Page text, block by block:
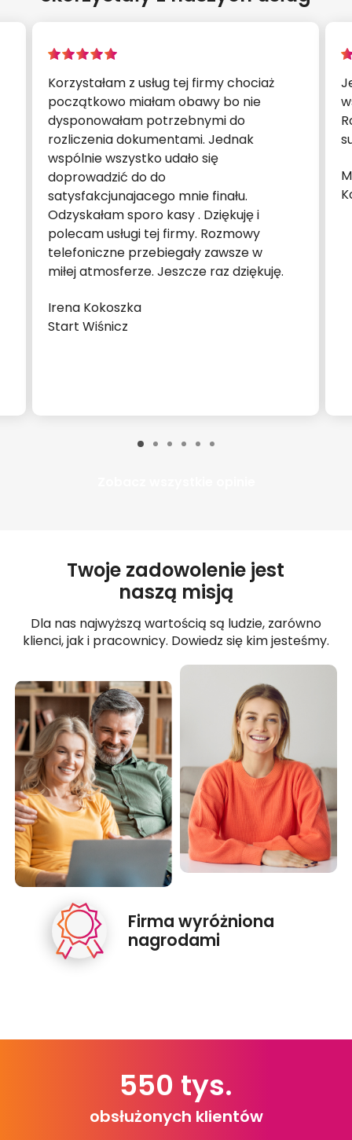
Korzystałam z usług tej firmy chociaż
początkowo miałam obawy bo nie
dysponowałam potrzebnymi do
rozliczenia dokumentami. Jednak
wspólnie wszystko udało się
doprowadzić do do
satysfakcjunajacego mnie finału.
Odzyskałam sporo kasy . Dziękuję i
polecam usługi tej firmy. Rozmowy
telefoniczne przebiegały zawsze w
miłej atmosferze. Jeszcze raz dziękuję.
Irena Kokoszka
Start Wiśnicz
Twoje zadowolenie jest
naszą misją
Dla nas najwyższą wartością są ludzie, zarówno
klienci, jak i pracownicy. Dowiedz się kim jesteśmy.
Firma wyróżniona
nagrodami
550 tys.
obsłużonych klientów